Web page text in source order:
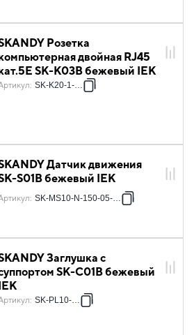
Розетка
двойная RJ45
SK-K03B бежевый IEK
: SK-K20-1-K10
Датчик движения
S01B бежевый IEK
: SK-MS10-N-150-05-K10
Заглушка с
SK-C01B бежевый
: SK-PL10-K10